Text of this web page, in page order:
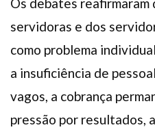
Os debates
servidoras e dos
como problema
a insuficiência de
vagos, a cobrança
pressão por resultados,